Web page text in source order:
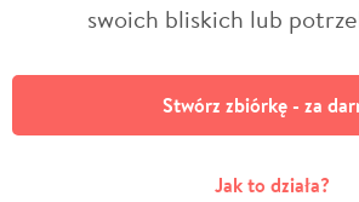
swoich bliskich lub
Stwórz zbiórkę - za
Jak to działa?